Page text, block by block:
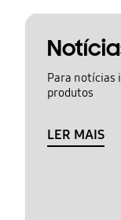
Para notícias
produtos
LER MAIS